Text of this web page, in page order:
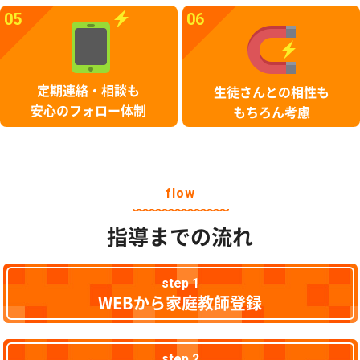
05
定期連絡・相談も
安心のフォロー体制
06
生徒さんとの相性も
もちろん考慮
flow
指導までの流れ
step 1
WEBから家庭教師登録